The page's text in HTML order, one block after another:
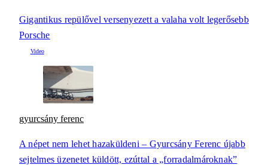
Gigantikus repülővel versenyezett a valaha volt legerősebb
Porsche
gyurcsány ferenc
A népet nem lehet hazaküldeni – Gyurcsány Ferenc újabb
sejtelmes üzenetet küldött, ezúttal a „forradalmároknak”